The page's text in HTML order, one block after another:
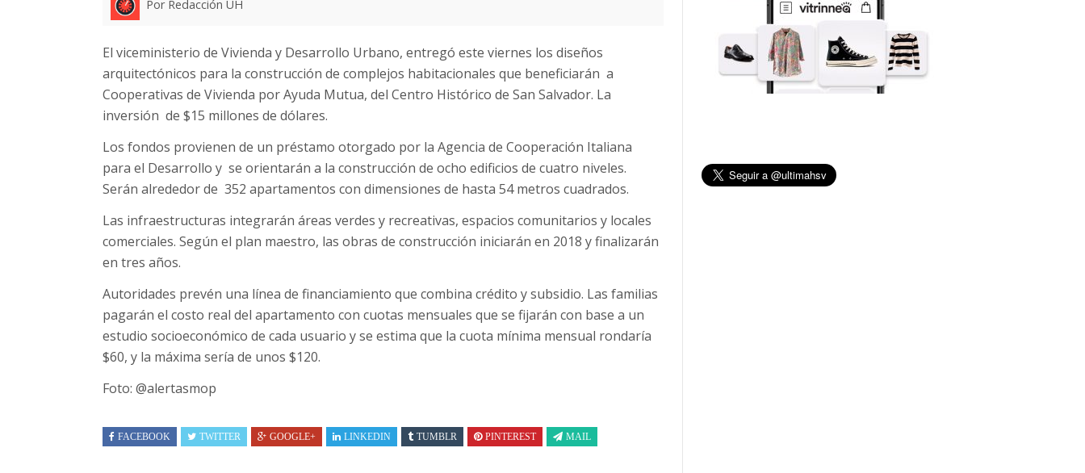
Por Redacción UH
El viceministerio de Vivienda y Desarrollo Urbano, entregó este viernes los diseños
arquitectónicos para la construcción de complejos habitacionales que beneficiarán a
Cooperativas de Vivienda por Ayuda Mutua, del Centro Histórico de San Salvador. La
inversión de $15 millones de dólares.
Los fondos provienen de un préstamo otorgado por la Agencia de Cooperación Italiana
para el Desarrollo y se orientarán a la construcción de ocho edificios de cuatro niveles.
Serán alrededor de 352 apartamentos con dimensiones de hasta 54 metros cuadrados.
Las infraestructuras integrarán áreas verdes y recreativas, espacios comunitarios y locales
comerciales. Según el plan maestro, las obras de construcción iniciarán en 2018 y finalizarán
en tres años.
Autoridades prevén una línea de financiamiento que combina crédito y subsidio. Las familias
pagarán el costo real del apartamento con cuotas mensuales que se fijarán con base a un
estudio socioeconómico de cada usuario y se estima que la cuota mínima mensual rondaría
$60, y la máxima sería de unos $120.
Foto: @alertasmop
FACEBOOK TWITTER GOOGLE+ LINKEDIN TUMBLR PINTEREST MAIL